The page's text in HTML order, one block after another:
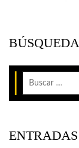
BÚSQUEDA